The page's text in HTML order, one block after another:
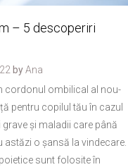
– 5 descoperiri
byAna
cordonul ombilical al nou-
pentru copilul tău în cazul
și maladii care până
astăzi o șansă la vindecare.
sunt folosite în